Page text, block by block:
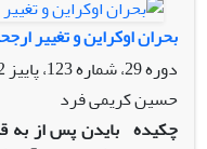
بحران اوکراین و تغییر
دوره 29، شماره 123، پاییز 1402، صفحه
حسین کریمی فرد
چکیده